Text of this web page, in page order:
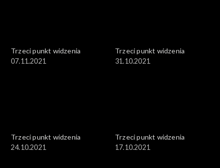
Trzeci punkt widzenia
07.11.2021
Trzeci punkt widzenia
31.10.2021
Trzeci punkt widzenia
24.10.2021
Trzeci punkt widzenia
17.10.2021